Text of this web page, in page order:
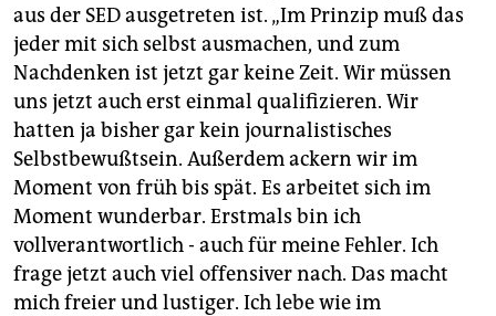
aus der SED ausgetreten ist. „Im Prinzip muß das
jeder mit sich selbst ausmachen, und zum
Nachdenken ist jetzt gar keine Zeit. Wir müssen
uns jetzt auch erst einmal qualifizieren. Wir
hatten ja bisher gar kein journalistisches
Selbstbewußtsein. Außerdem ackern wir im
Moment von früh bis spät. Es arbeitet sich im
Moment wunderbar. Erstmals bin ich
vollverantwortlich - auch für meine Fehler. Ich
frage jetzt auch viel offensiver nach. Das macht
mich freier und lustiger. Ich lebe wie im